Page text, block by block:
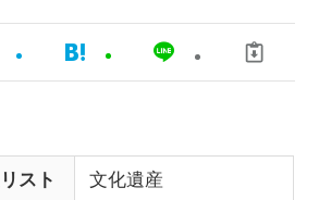
スト
文化遺産